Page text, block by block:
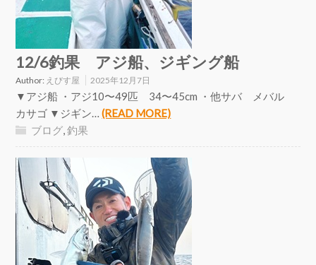
12/6釣果 アジ船、ジギング船
Author: えびす屋 2025年12月7日
▼アジ船 ・アジ10〜49匹 34〜45cm ・他サバ メバル
カサゴ ▼ジギン…(READ MORE)
ブログ,釣果